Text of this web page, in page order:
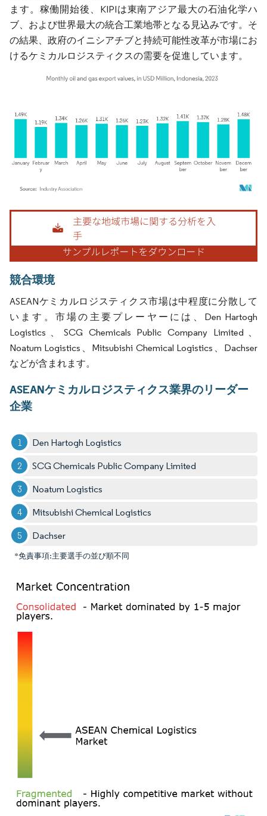
ます。稼働開始後、KIPIは東南アジア最大の石油化学ハ
ブ、および世界最大の統合工業地帯となる見込みです。そ
の結果、政府のイニシアチブと持続可能性改革が市場にお
けるケミカルロジスティクスの需要を促進しています。
画像 © Mordor Intelligence。再利用にはCC BY 4.0の表示が必要です。
競合環境
ASEANケミカルロジスティクス市場は中程度に分散して
います。市場の主要プレーヤーには、Den Hartogh
Logistics、SCG Chemicals Public Company Limited、
Noatum Logistics、Mitsubishi Chemical Logistics、Dachser
などが含まれます。
ASEANケミカルロジスティクス業界のリーダー
企業
Den Hartogh Logistics
SCG Chemicals Public Company Limited
Noatum Logistics
Mitsubishi Chemical Logistics
Dachser
*免責事項:主要選手の並び順不同